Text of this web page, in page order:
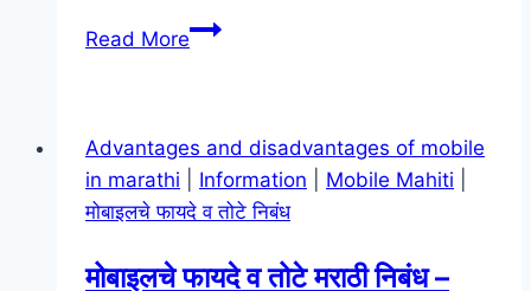
Read More2022
(
PDF
)
Marathi
Advantages and disadvantages of mobile
in marathi
Information Mobile Mahiti
मोबाइलचे फायदे व तोटे निबंध
मोबाइलचे फायदे व तोटे मराठी निबंध –